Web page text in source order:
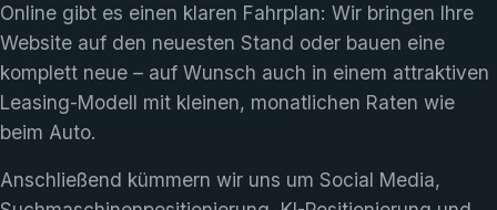
Online gibt es einen klaren Fahrplan: Wir bringen Ihre
Website auf den neuesten Stand oder bauen eine
komplett neue – auf Wunsch auch in einem attraktiven
Leasing-Modell mit kleinen, monatlichen Raten wie
beim Auto.
Anschließend kümmern wir uns um Social Media,